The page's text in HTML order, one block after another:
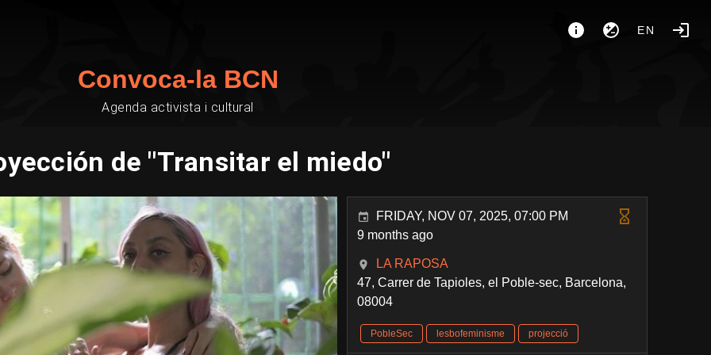
EN
Convoca-la BCN
Agenda activista i cultural
de "Transitar el miedo"
FRIDAY, NOV 07, 2025, 07:00 PM
9 months ago
LA RAPOSA
47, Carrer de Tapioles, el Poble-sec, Barcelona,
08004
PobleSec lesbofeminisme projecció